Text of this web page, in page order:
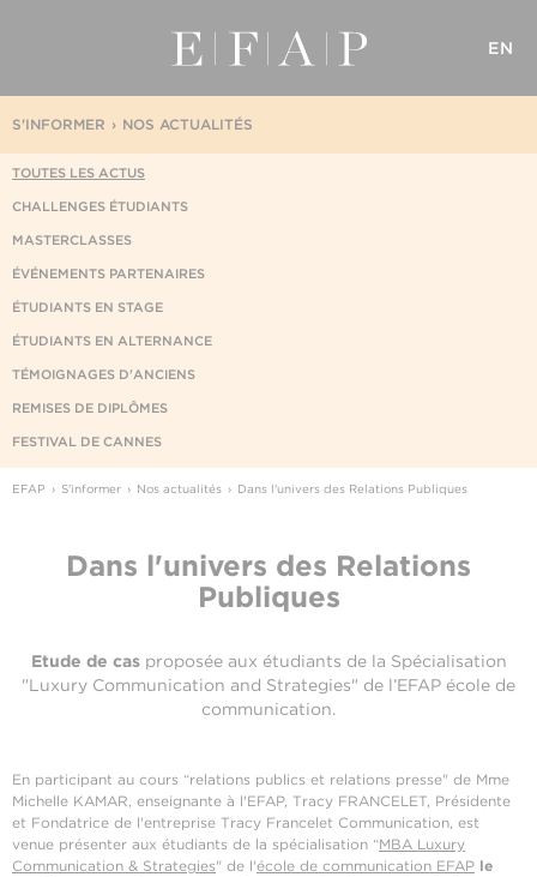
EN
NOS ACTUALITÉS
S'INFORMER
TOUTES LES ACTUS
CHALLENGES ÉTUDIANTS
MASTERCLASSES
ÉVÉNEMENTS PARTENAIRES
ÉTUDIANTS EN STAGE
ÉTUDIANTS EN ALTERNANCE
TÉMOIGNAGES D'ANCIENS
REMISES DE DIPLÔMES
FESTIVAL DE CANNES
EFAP S'informer Nos actualités Dans l'univers des Relations Publiques
Dans l'univers des Relations
Publiques
Etude de casproposée aux étudiants de la Spécialisation
"Luxury Communication and Strategies" de l’EFAP école de
communication.
En participant au cours “relations publics et relations presse" de Mme
Michelle KAMAR, enseignante à l'EFAP, Tracy FRANCELET, Présidente
et Fondatrice de l'entreprise Tracy Francelet Communication, est
venue présenter aux étudiants de la spécialisation “MBA Luxury
Communication & Strategies" de l'école de communication EFAP le